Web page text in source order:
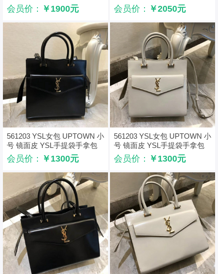
黑色
会员价： ￥1900元
黑色
会员价： ￥2050元
561203 YSL女包 UPTOWN 小
号 镜面皮 YSL手提袋手拿包
黑色
会员价： ￥1300元
561203 YSL女包 UPTOWN 小
号 镜面皮 YSL手提袋手拿包
白色
会员价： ￥1300元